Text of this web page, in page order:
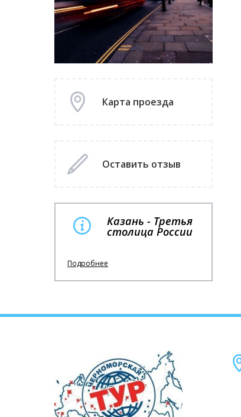
Карта проезда
Оставить отзыв
Казань - Третья
столица России
Подробнее